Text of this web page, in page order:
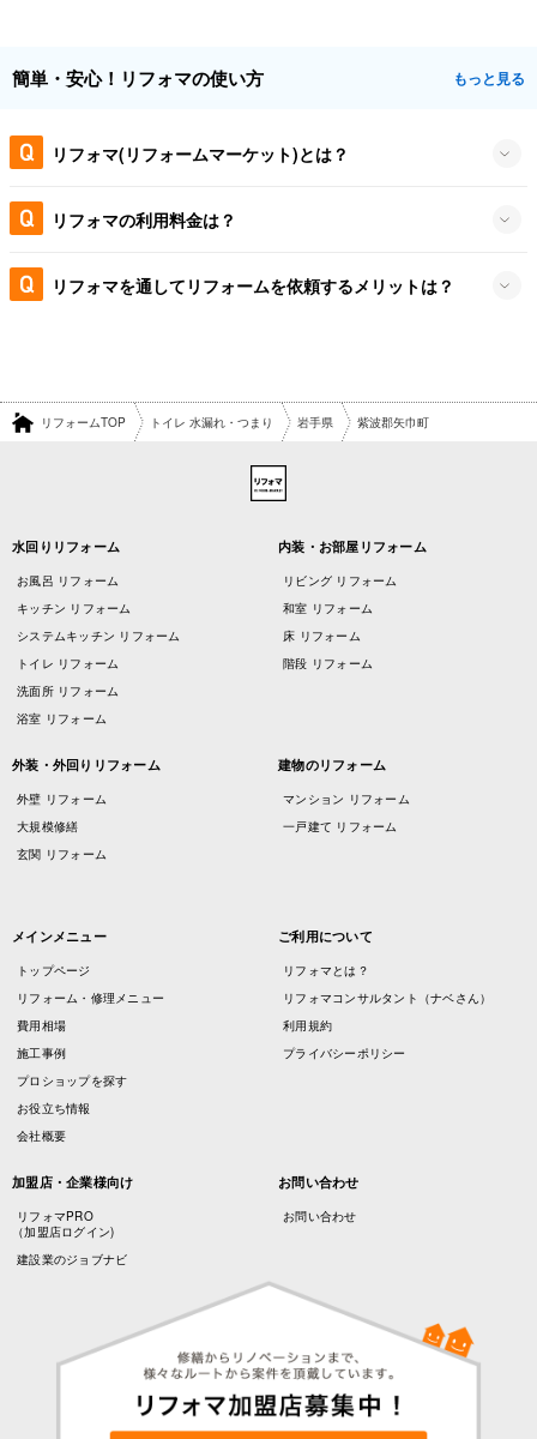
簡単・安心！リフォマの使い方 もっと見る
リフォマ(リフォームマーケット)とは？
リフォマの利用料金は？
リフォマを通してリフォームを依頼するメリットは？
リフォームTOP トイレ 水漏れ・つまり 岩手県 紫波郡矢巾町
水回りリフォーム
お風呂 リフォーム
キッチン リフォーム
システムキッチン リフォーム
トイレ リフォーム
洗面所 リフォーム
浴室 リフォーム
内装・お部屋リフォーム
リビング リフォーム
和室 リフォーム
床 リフォーム
階段 リフォーム
外装・外回りリフォーム
外壁 リフォーム
大規模修繕
玄関 リフォーム
建物のリフォーム
マンション リフォーム
一戸建て リフォーム
メインメニュー
トップページ
リフォーム・修理メニュー
費用相場
施工事例
プロショップを探す
お役立ち情報
会社概要
ご利用について
リフォマとは？
リフォマコンサルタント（ナベさん）
利用規約
プライバシーポリシー
加盟店・企業様向け
リフォマPRO
（加盟店ログイン)
建設業のジョブナビ
お問い合わせ
お問い合わせ